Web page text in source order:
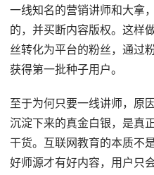
一线知名的营销讲师和大拿
的，并买断内容版权。这样
丝转化为平台的粉丝，通过
获得第一批种子用户。
至于为何只要一线讲师，原
沉淀下来的真金白银，是真
干货。互联网教育的本质不
好师源才有好内容，用户只